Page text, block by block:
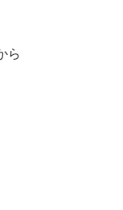
ら